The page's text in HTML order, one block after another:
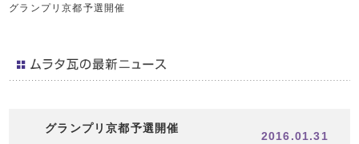
グランプリ京都予選開催
グランプリ京都予選開催
2016.01.31